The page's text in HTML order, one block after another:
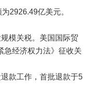
2926.49亿美元。
模关税。美国国际贸
急经济权力法》征收关
款工作，首批退款于5